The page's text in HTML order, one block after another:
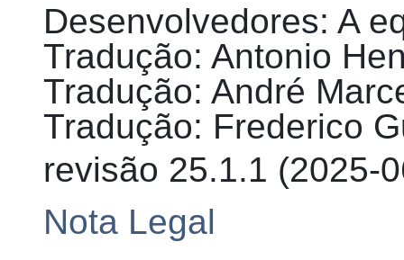
Desenvolvedores: A
Tradução: Antonio
Tradução: André
Tradução: Frederico
revisão 25.1.1 (2025-
Nota Legal